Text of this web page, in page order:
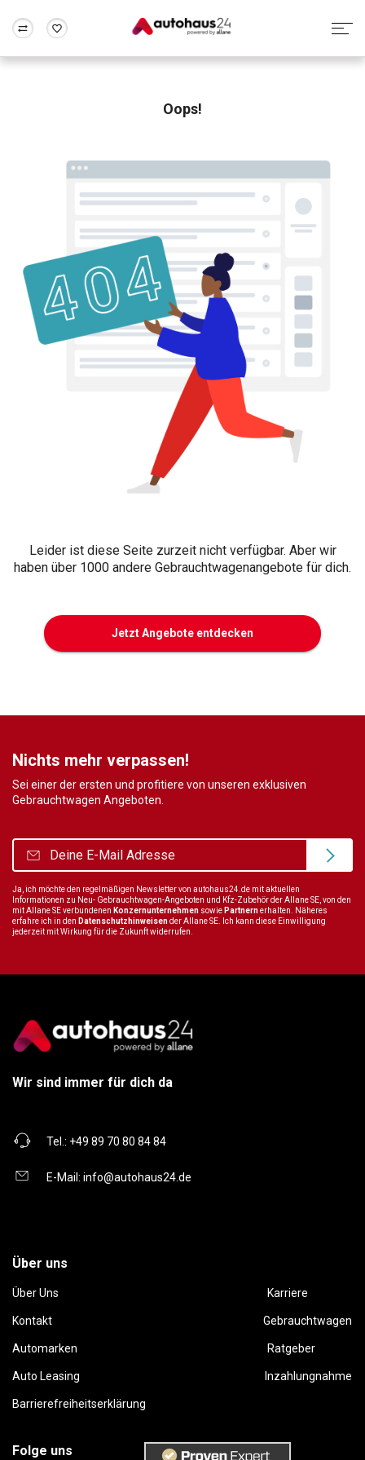
Rund um die Inzahlungnahme
Oops!
Leider ist diese Seite zurzeit nicht verfügbar. Aber wir
haben über 1000 andere Gebrauchtwagenangebote für dich.
Jetzt Angebote entdecken
Nichts mehr verpassen!
Sei einer der ersten und profitiere von unseren exklusiven
Gebrauchtwagen Angeboten.
Ja, ich möchte den regelmäßigen Newsletter von autohaus24.de mit aktuellen
Informationen zu Neu- Gebrauchtwagen-Angeboten und Kfz-Zubehör der Allane SE, von den
mit Allane SE verbundenen Konzernunternehmen sowie Partnernerhalten. Näheres
erfahre ich in den Datenschutzhinweisender Allane SE. Ich kann diese Einwilligung
jederzeit mit Wirkung für die Zukunft widerrufen.
Wir sind immer für dich da
Tel.: +49 89 70 80 84 84
E-Mail: info@autohaus24.de
Über uns
Über Uns Karriere
Kontakt Gebrauchtwagen
Automarken Ratgeber
Auto Leasing Inzahlungnahme
Barrierefreiheitserklärung
Folge uns